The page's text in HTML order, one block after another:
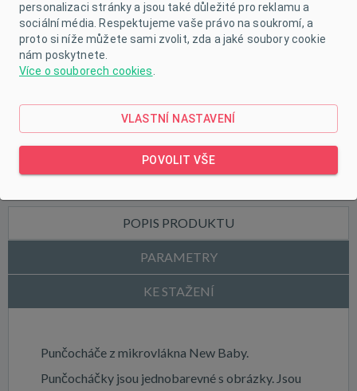
POPIS PRODUKTU
PARAMETRY
KE STAŽENÍ
Punčocháče z mikrovlákna New Baby.
Punčocháčky jsou jednobarevné s obrázky. Jsou
personalizaci stránky a jsou také důležité pro reklamu a
sociální média. Respektujeme vaše právo na soukromí, a
proto si níže můžete sami zvolit, zda a jaké soubory cookie
nám poskytnete.
Více o souborech cookies
VLASTNÍ NASTAVENÍ
POVOLIT VŠE